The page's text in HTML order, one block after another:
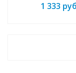
1 333